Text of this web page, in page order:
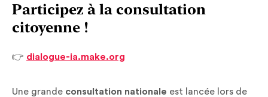
Participez à la consultation
citoyenne !
👉 dialogue-ia.make.org
Une grande consultation nationale est lancée lors de